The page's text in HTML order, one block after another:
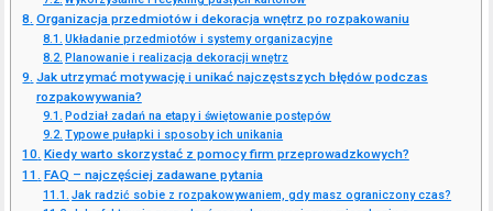
Organizacja przedmiotów i dekoracja wnętrz po rozpakowaniu
Układanie przedmiotów i systemy organizacyjne
Planowanie i realizacja dekoracji wnętrz
Jak utrzymać motywację i unikać najczęstszych błędów podczas
rozpakowywania?
Podział zadań na etapy i świętowanie postępów
Typowe pułapki i sposoby ich unikania
Kiedy warto skorzystać z pomocy firm przeprowadzkowych?
FAQ – najczęściej zadawane pytania
Jak radzić sobie z rozpakowywaniem, gdy masz ograniczony czas?